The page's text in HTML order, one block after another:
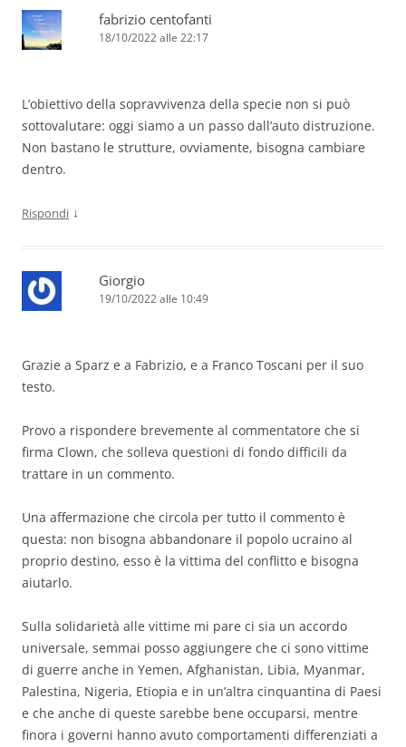
fabrizio centofanti
18/10/2022 alle 22:17
L’obiettivo della sopravvivenza della specie non si può
sottovalutare: oggi siamo a un passo dall’auto distruzione.
Non bastano le strutture, ovviamente, bisogna cambiare
dentro.
Rispondi ↓
Giorgio
19/10/2022 alle 10:49
Grazie a Sparz e a Fabrizio, e a Franco Toscani per il suo
testo.
Provo a rispondere brevemente al commentatore che si
firma Clown, che solleva questioni di fondo difficili da
trattare in un commento.
Una affermazione che circola per tutto il commento è
questa: non bisogna abbandonare il popolo ucraino al
proprio destino, esso è la vittima del conflitto e bisogna
aiutarlo.
Sulla solidarietà alle vittime mi pare ci sia un accordo
universale, semmai posso aggiungere che ci sono vittime
di guerre anche in Yemen, Afghanistan, Libia, Myanmar,
Palestina, Nigeria, Etiopia e in un’altra cinquantina di Paesi
e che anche di queste sarebbe bene occuparsi, mentre
finora i governi hanno avuto comportamenti differenziati a